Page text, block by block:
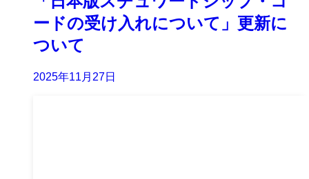
ードの受け入れについて」更新に
ついて
2025年11月27日